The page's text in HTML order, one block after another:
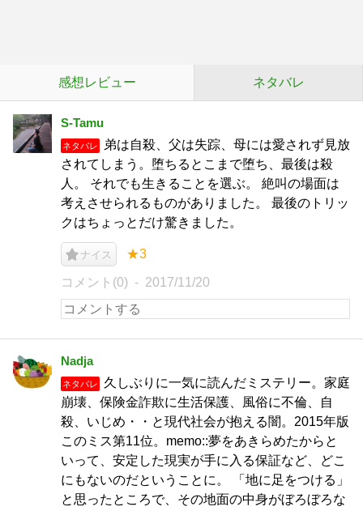
感想レビュー ネタバレ
S-Tamu
ネタバレ
弟は自殺、父は失踪、母には愛されず見放
されてしまう。堕ちるとこまで堕ち、最後は殺
人。 それでも生きることを選ぶ。 絶叫の場面は
考えさせられるものがありました。 最後のトリッ
クはちょっとだけ驚きました。
ナイス ★3
コメント(0) 2017/11/20
Nadja
ネタバレ
久しぶりに一気に読んだミステリー。家庭
崩壊、保険金詐欺に生活保護、風俗に不倫、自
殺、いじめ・・と現代社会が抱える闇。2015年版
このミス第11位。memo::夢をあきらめたからと
いって、安定した現実が手に入る保証など、どこ
にもないのだということに。 「地に足をつける」
と思ったところで、その地面の中身がぼろぼろな